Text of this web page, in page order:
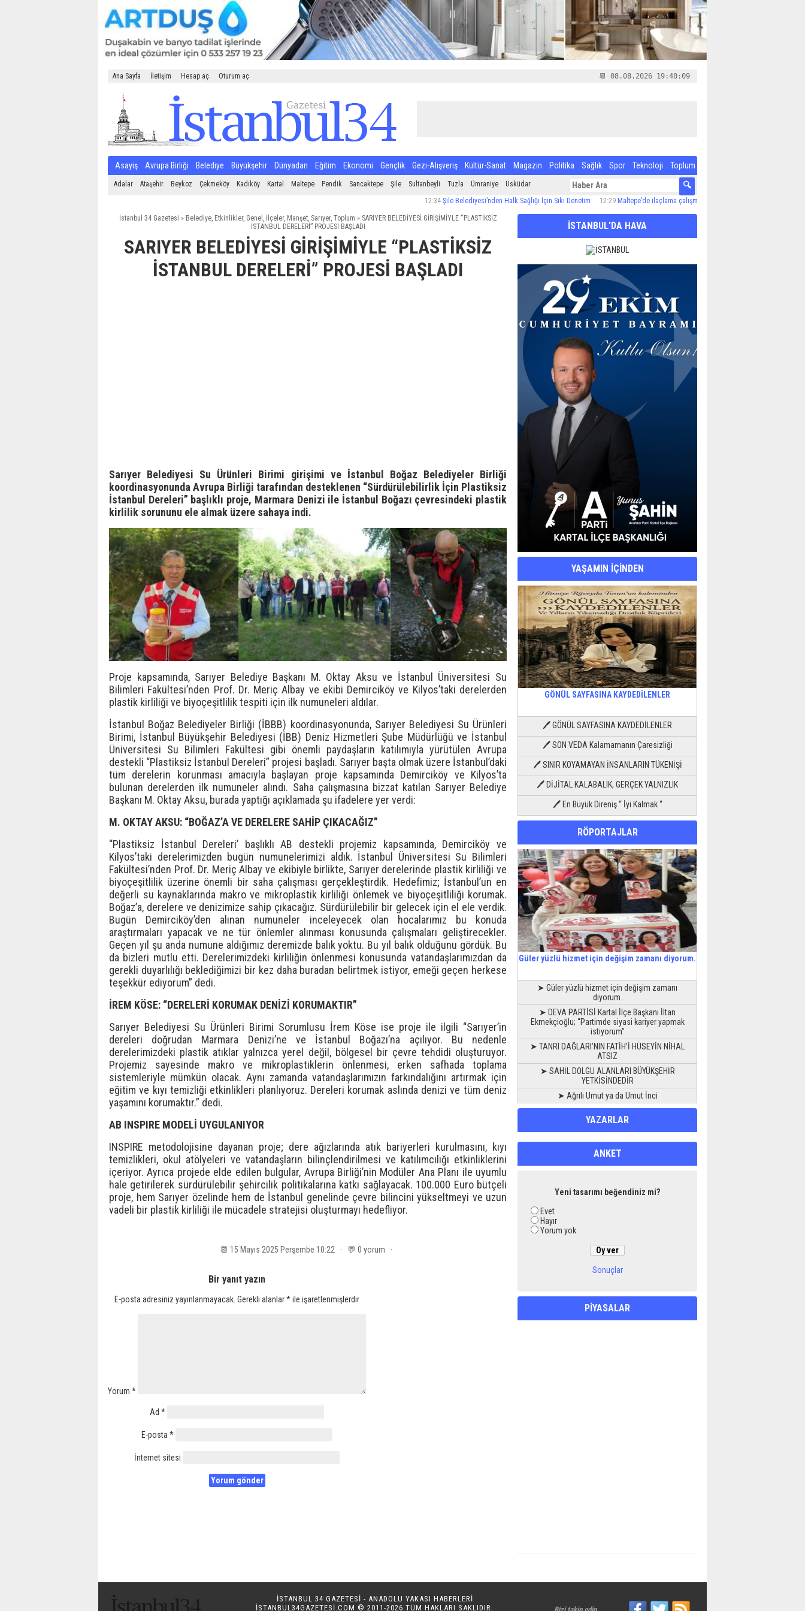
Ana Sayfa İletişim Hesap aç Oturum aç 📆 08.08.2026 19:40:10
Asayiş Avrupa Birliği Belediye Büyükşehir Dünyadan Eğitim Ekonomi Gençlik Gezi-Alışveriş Kültür-Sanat Magazin Politika Sağlık Spor Teknoloji Toplum
Adalar Ataşehir Beykoz Çekmeköy Kadıköy Kartal Maltepe Pendik Sancaktepe Şile Sultanbeyli Tuzla Ümraniye
Üsküdar
Şile Belediyesi’nden Halk Sağlığı İçin Sıkı Denetim 12:29 Maltepe’de ilaçlama çalışmaları sürüyor
İstanbul 34 Gazetesi » Belediye, Etkinlikler, Genel , İlçeler, Manşet, Sarıyer, Toplum »SARIYER BELEDİYESİ GİRİŞİMİYLE “PLASTİKSİZ
İSTANBUL DERELERİ” PROJESİ BAŞLADI
SARIYER BELEDİYESİ GİRİŞİMİYLE “PLASTİKSİZ
İSTANBUL DERELERİ” PROJESİ BAŞLADI
Sarıyer Belediyesi Su Ürünleri Birimi girişimi ve İstanbul Boğaz Belediyeler Birliği
koordinasyonunda Avrupa Birliği tarafından desteklenen “Sürdürülebilirlik İçin Plastiksiz
İstanbul Dereleri” başlıklı proje, Marmara Denizi ile İstanbul Boğazı çevresindeki plastik
kirlilik sorununu ele almak üzere sahaya indi.
Proje kapsamında, Sarıyer Belediye Başkanı M. Oktay Aksu ve İstanbul Üniversitesi Su
Bilimleri Fakültesi’nden Prof. Dr. Meriç Albay ve ekibi Demirciköy ve Kilyos’taki derelerden
plastik kirliliği ve biyoçeşitlilik tespiti için ilk numuneleri aldılar.
İstanbul Boğaz Belediyeler Birliği (İBBB) koordinasyonunda, Sarıyer Belediyesi Su Ürünleri
Birimi, İstanbul Büyükşehir Belediyesi (İBB) Deniz Hizmetleri Şube Müdürlüğü ve İstanbul
Üniversitesi Su Bilimleri Fakültesi gibi önemli paydaşların katılımıyla yürütülen Avrupa
destekli “Plastiksiz İstanbul Dereleri” projesi başladı. Sarıyer başta olmak üzere İstanbul’daki
tüm derelerin korunması amacıyla başlayan proje kapsamında Demirciköy ve Kilyos’ta
bulunan derelerden ilk numuneler alındı. Saha çalışmasına bizzat katılan Sarıyer Belediye
Başkanı M. Oktay Aksu, burada yaptığı açıklamada şu ifadelere yer verdi:
M. OKTAY AKSU: “BOĞAZ’A VE DERELERE SAHİP ÇIKACAĞIZ”
“Plastiksiz İstanbul Dereleri’ başlıklı AB destekli projemiz kapsamında, Demirciköy ve
Kilyos’taki derelerimizden bugün numunelerimizi aldık. İstanbul Üniversitesi Su Bilimleri
Fakültesi’nden Prof. Dr. Meriç Albay ve ekibiyle birlikte, Sarıyer derelerinde plastik kirliliği ve
biyoçeşitlilik üzerine önemli bir saha çalışması gerçekleştirdik. Hedefimiz; İstanbul’un en
değerli su kaynaklarında makro ve mikroplastik kirliliği önlemek ve biyoçeşitliliği korumak.
Boğaz’a, derelere ve denizimize sahip çıkacağız. Sürdürülebilir bir gelecek için el ele verdik.
Bugün Demirciköy’den alınan numuneler inceleyecek olan hocalarımız bu konuda
araştırmaları yapacak ve ne tür önlemler alınması konusunda çalışmaları geliştirecekler.
Geçen yıl şu anda numune aldığımız deremizde balık yoktu. Bu yıl balık olduğunu gördük. Bu
da bizleri mutlu etti. Derelerimizdeki kirliliğin önlenmesi konusunda vatandaşlarımızdan da
gerekli duyarlılığı beklediğimizi bir kez daha buradan belirtmek istiyor, emeği geçen herkese
teşekkür ediyorum” dedi.
İREM KÖSE: “DERELERİ KORUMAK DENİZİ KORUMAKTIR”
Sarıyer Belediyesi Su Ürünleri Birimi Sorumlusu İrem Köse ise proje ile ilgili “Sarıyer’in
dereleri doğrudan Marmara Denizi’ne ve İstanbul Boğazı’na açılıyor. Bu nedenle
derelerimizdeki plastik atıklar yalnızca yerel değil, bölgesel bir çevre tehdidi oluşturuyor.
Projemiz sayesinde makro ve mikroplastiklerin önlenmesi, erken safhada toplama
sistemleriyle mümkün olacak. Aynı zamanda vatandaşlarımızın farkındalığını artırmak için
eğitim ve kıyı temizliği etkinlikleri planlıyoruz. Dereleri korumak aslında denizi ve tüm deniz
yaşamını korumaktır.” dedi.
AB INSPIRE MODELİ UYGULANIYOR
INSPIRE metodolojisine dayanan proje; dere ağızlarında atık bariyerleri kurulmasını, kıyı
temizlikleri, okul atölyeleri ve vatandaşların bilinçlendirilmesi ve katılımcılığı etkinliklerini
içeriyor. Ayrıca projede elde edilen bulgular, Avrupa Birliği’nin Modüler Ana Planı ile uyumlu
hale getirilerek sürdürülebilir şehircilik politikalarına katkı sağlayacak. 100.000 Euro bütçeli
proje, hem Sarıyer özelinde hem de İstanbul genelinde çevre bilincini yükseltmeyi ve uzun
vadeli bir plastik kirliliği ile mücadele stratejisi oluşturmayı hedefliyor.
📆 15 Mayıs 2025 Perşembe 10:22 · 💬 0 yorum ·
Bir yanıt yazın
E-posta adresiniz yayınlanmayacak. Gerekli alanlar*ile işaretlenmişlerdir
Yorum *
Ad *
E-posta*
İnternet sitesi
İSTANBUL'DA HAVA
YAŞAMIN İÇİNDEN
GÖNÜL SAYFASINA KAYDEDİLENLER
🖊 GÖNÜL SAYFASINA KAYDEDİLENLER
🖊 SON VEDA Kalamamanın Çaresizliği
🖊 SINIR KOYAMAYAN İNSANLARIN TÜKENİŞİ
🖊 DİJİTAL KALABALIK, GERÇEK YALNIZLIK
🖊 En Büyük Direniş “ İyi Kalmak “
RÖPORTAJLAR
Güler yüzlü hizmet için değişim zamanı diyorum.
➤ Güler yüzlü hizmet için değişim zamanı
diyorum.
➤ DEVA PARTİSİ Kartal İlçe Başkanı İltan
Ekmekçioğlu; “Partimde siyasi kariyer yapmak
istiyorum”
➤ TANRI DAĞLARI’NIN FATİH’İ HÜSEYİN NİHAL
ATSIZ
➤ SAHİL DOLGU ALANLARI BÜYÜKŞEHİR
YETKİSİNDEDİR
➤ Ağrılı Umut ya da Umut İnci
YAZARLAR
ANKET
Yeni tasarımı beğendiniz mi?
Evet
Hayır
Yorum yok
Sonuçlar
PİYASALAR
İSTANBUL 34 GAZETESİ - ANADOLU YAKASI HABERLERİ
ISTANBUL34GAZETESI.COM © 2011-2026 TÜM HAKLARI SAKLIDIR.